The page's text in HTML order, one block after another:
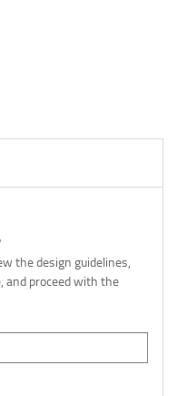
the design guidelines,
and proceed with the